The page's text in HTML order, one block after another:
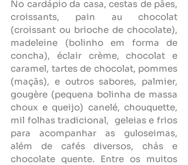
No cardápio da casa, cestas de pães,
croissants, pain au chocolat
(croissant ou brioche de chocolate),
madeleine (bolinho em forma de
concha), éclair crème, chocolat e
caramel, tartes de chocolat, pommes
(maçãs), e outros sabores, palmier,
gougère (pequena bolinha de massa
choux e queijo) canelé, chouquette,
mil folhas tradicional,  geleias e frios
para acompanhar as guloseimas,
além de cafés diversos, chás e
chocolate quente. Entre os muitos